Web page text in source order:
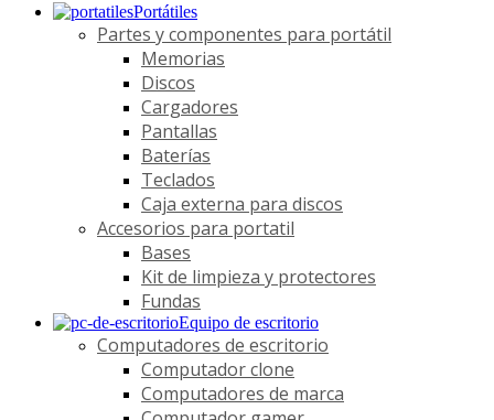
Portátiles
Partes y componentes para portátil
Memorias
Discos
Cargadores
Pantallas
Baterías
Teclados
Caja externa para discos
Accesorios para portatil
Bases
Kit de limpieza y protectores
Fundas
Equipo de escritorio
Computadores de escritorio
Computador clone
Computadores de marca